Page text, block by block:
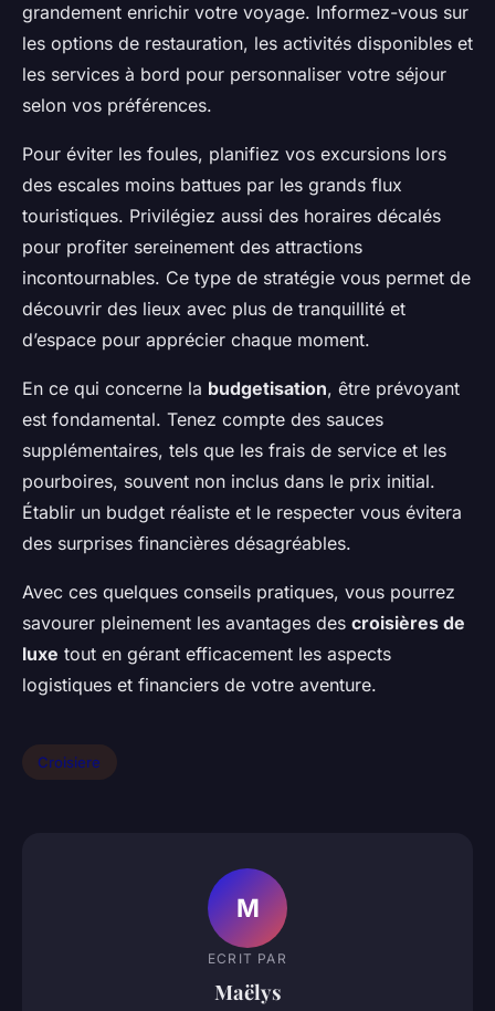
grandement enrichir votre voyage. Informez-vous sur
les options de restauration, les activités disponibles et
les services à bord pour personnaliser votre séjour
selon vos préférences.
Pour éviter les foules, planifiez vos excursions lors
des escales moins battues par les grands flux
touristiques. Privilégiez aussi des horaires décalés
pour profiter sereinement des attractions
incontournables. Ce type de stratégie vous permet de
découvrir des lieux avec plus de tranquillité et
d’espace pour apprécier chaque moment.
En ce qui concerne la budgetisation, être prévoyant
est fondamental. Tenez compte des sauces
supplémentaires, tels que les frais de service et les
pourboires, souvent non inclus dans le prix initial.
Établir un budget réaliste et le respecter vous évitera
des surprises financières désagréables.
Avec ces quelques conseils pratiques, vous pourrez
savourer pleinement les avantages des croisières de
luxe tout en gérant efficacement les aspects
logistiques et financiers de votre aventure.
Croisiere
M
ECRIT PAR
Maëlys